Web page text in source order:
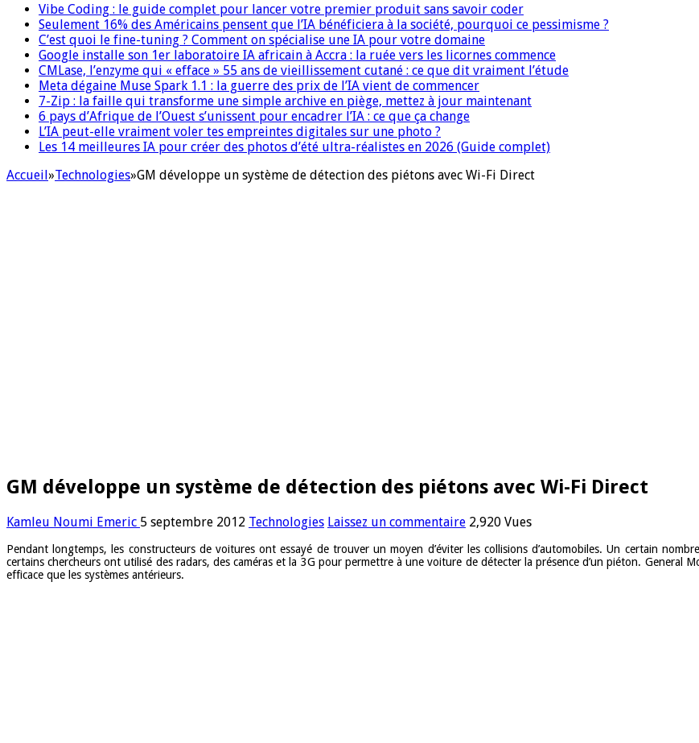
Vibe Coding : le guide complet pour lancer votre premier produit sans savoir coder
Seulement 16% des Américains pensent que l’IA bénéficiera à la société, pourquoi ce pessimisme ?
C’est quoi le fine-tuning ? Comment on spécialise une IA pour votre domaine
Google installe son 1er laboratoire IA africain à Accra : la ruée vers les licornes commence
CMLase, l’enzyme qui « efface » 55 ans de vieillissement cutané : ce que dit vraiment l’étude
Meta dégaine Muse Spark 1.1 : la guerre des prix de l’IA vient de commencer
7-Zip : la faille qui transforme une simple archive en piège, mettez à jour maintenant
6 pays d’Afrique de l’Ouest s’unissent pour encadrer l’IA : ce que ça change
L’IA peut-elle vraiment voler tes empreintes digitales sur une photo ?
Les 14 meilleures IA pour créer des photos d’été ultra-réalistes en 2026 (Guide complet)
Accueil»Technologies»GM développe un système de détection des piétons avec Wi-Fi Direct
GM développe un système de détection des piétons avec Wi-Fi Direct
Kamleu Noumi Emeric 5 septembre 2012 Technologies Laissez un commentaire 2,920 Vues
Pendant longtemps, les constructeurs de voitures ont essayé de trouver un moyen d’éviter les collisions d’automobiles. Un certain
certains chercheurs ont utilisé des radars, des caméras et la 3G pour permettre à une voiture de détecter la présence d’un piéton. General
efficace que les systèmes antérieurs.